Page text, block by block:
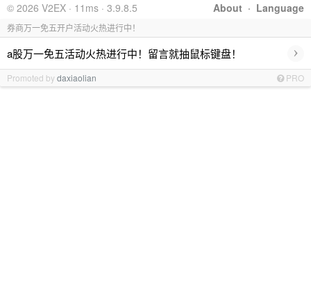
About · Language
© 2026 V2EX · 11ms · 3.9.8.5
券商万一免五开户活动火热进行中！
a股万一免五活动火热进行中！留言就抽鼠标键盘！ ›
Promoted bydaxiaolian PRO